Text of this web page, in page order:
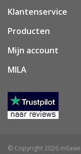
Klantenservice
Producten
Mijn account
MILA
© Copyright 2026